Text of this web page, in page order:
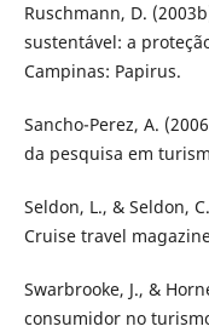
Ruschmann, D.
sustentável: a
Campinas: Papirus.
Sancho-Perez, A.
da pesquisa em
Seldon, L., & Seldon,
Cruise travel
Swarbrooke, J., &
consumidor no